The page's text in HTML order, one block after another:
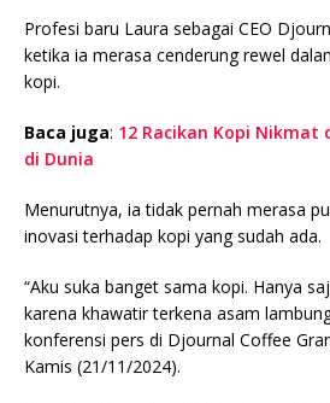
Profesi baru Laura sebagai CEO
ketika ia merasa cenderung rewel
kopi.
Baca juga: 12 Racikan Kopi Nikmat
di Dunia
Menurutnya, ia tidak pernah merasa
inovasi terhadap kopi yang sudah ada.
“Aku suka banget sama kopi. Hanya
karena khawatir terkena asam
konferensi pers di Djournal Coffee
Kamis (21/11/2024).